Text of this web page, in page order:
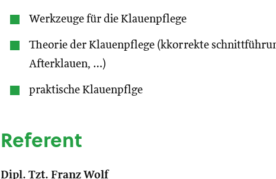
Werkzeuge für die Klauenpflege
Theorie der Klauenpflege (kkorrekte
Afterklauen, …)
praktische Klauenpflge
Referent
Dipl. Tzt. Franz Wolf